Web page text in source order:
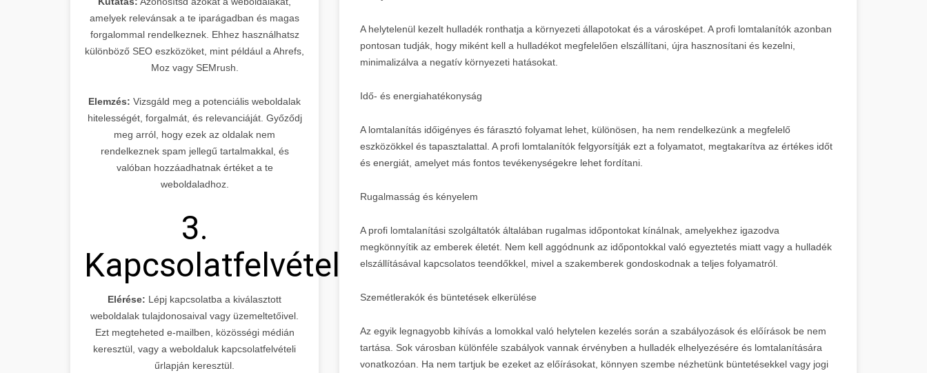
amelyek relevánsak a te iparágadban és magas
forgalommal rendelkeznek. Ehhez használhatsz
különböző SEO eszközöket, mint például a Ahrefs,
Moz vagy SEMrush.
Elemzés: Vizsgáld meg a potenciális weboldalak
hitelességét, forgalmát, és relevanciáját. Győződj
meg arról, hogy ezek az oldalak nem
rendelkeznek spam jellegű tartalmakkal, és
valóban hozzáadhatnak értéket a te
weboldaladhoz.
3.
Kapcsolatfelvétel
Elérése: Lépj kapcsolatba a kiválasztott
weboldalak tulajdonosaival vagy üzemeltetőivel.
Ezt megteheted e-mailben, közösségi médián
keresztül, vagy a weboldaluk kapcsolatfelvételi
űrlapján keresztül.
A helytelenül kezelt hulladék ronthatja a környezeti állapotokat és a városképet. A profi lomtalanítók azonban
pontosan tudják, hogy miként kell a hulladékot megfelelően elszállítani, újra hasznosítani és kezelni,
minimalizálva a negatív környezeti hatásokat.
Idő- és energiahatékonyság
A lomtalanítás időigényes és fárasztó folyamat lehet, különösen, ha nem rendelkezünk a megfelelő
eszközökkel és tapasztalattal. A profi lomtalanítók felgyorsítják ezt a folyamatot, megtakarítva az értékes időt
és energiát, amelyet más fontos tevékenységekre lehet fordítani.
Rugalmasság és kényelem
A profi lomtalanítási szolgáltatók általában rugalmas időpontokat kínálnak, amelyekhez igazodva
megkönnyítik az emberek életét. Nem kell aggódnunk az időpontokkal való egyeztetés miatt vagy a hulladék
elszállításával kapcsolatos teendőkkel, mivel a szakemberek gondoskodnak a teljes folyamatról.
Szemétlerakók és büntetések elkerülése
Az egyik legnagyobb kihívás a lomokkal való helytelen kezelés során a szabályozások és előírások be nem
tartása. Sok városban különféle szabályok vannak érvényben a hulladék elhelyezésére és lomtalanítására
vonatkozóan. Ha nem tartjuk be ezeket az előírásokat, könnyen szembe nézhetünk büntetésekkel vagy jogi